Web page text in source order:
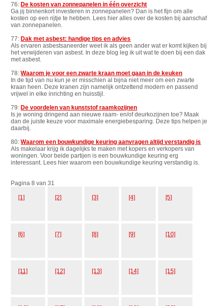
76:De kosten van zonnepanelen in één overzicht
Ga jij binnenkort investeren in zonnepanelen? Dan is het fijn om alle
kosten op een rijtje te hebben. Lees hier alles over de kosten bij aanschaf
van zonnepanelen.
77:Dak met asbest: handige tips en advies
Als ervaren asbestsaneerder weet ik als geen ander wat er komt kijken bij
het verwijderen van asbest. In deze blog leg ik uit wat te doen bij een dak
met asbest.
78:Waarom je voor een zwarte kraan moet gaan in de keuken
In de tijd van nu kun je er misschien al bijna niet meer om een zwarte
kraan heen. Deze kranen zijn namelijk ontzettend modern en passend
vrijwel in elke inrichting en huisstijl.
79:De voordelen van kunststof raamkozijnen
Is je woning dringend aan nieuwe raam- en/of deurkozijnen toe? Maak
dan de juiste keuze voor maximale energiebesparing. Deze tips helpen je
daarbij.
80:Waarom een bouwkundige keuring aanvragen altijd verstandig is
Als makelaar krijg ik dagelijks te maken met kopers en verkopers van
woningen. Voor beide partijen is een bouwkundige keuring erg
interessant. Lees hier waarom een bouwkundige keuring verstandig is.
Pagina 8 van 31
[1] [2] [3] [4] [5]
[6] [7] [8] [9] [10]
[11] [12] [13] [14] [15]